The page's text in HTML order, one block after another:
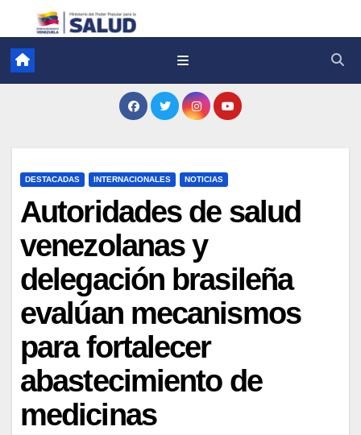
DESTACADAS INTERNACIONALES NOTICIAS
Autoridades de salud
venezolanas y
delegación brasileña
evalúan mecanismos
para fortalecer
abastecimiento de
medicinas